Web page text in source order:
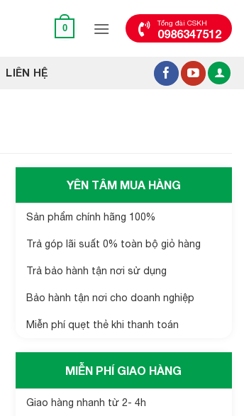
0
Tổng đài CSKH
0986347512
LIÊN HỆ
YÊN TÂM MUA HÀNG
Sản phẩm chính hãng 100%
Trả góp lãi suất 0% toàn bộ giỏ hàng
Trả bảo hành tận nơi sử dụng
Bảo hành tận nơi cho doanh nghiệp
Miễn phí quẹt thẻ khi thanh toán
MIỄN PHÍ GIAO HÀNG
Giao hàng nhanh từ 2- 4h